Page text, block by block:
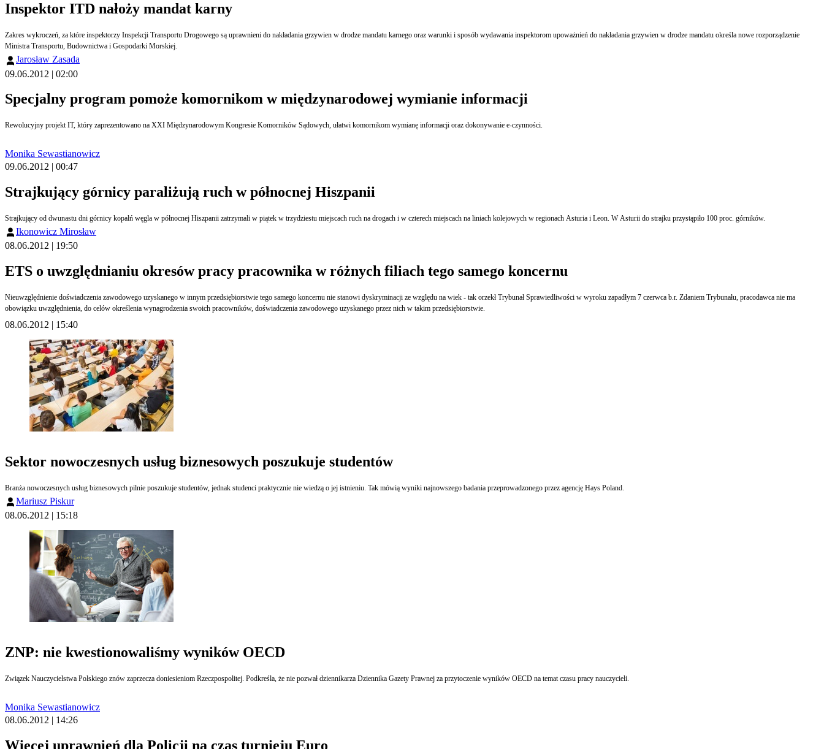
Inspektor ITD nałoży mandat karny
Zakres wykroczeń, za które inspektorzy Inspekcji Transportu Drogowego są uprawnieni do nakładania grzywien w drodze mandatu karnego oraz warunki i sposób wydawania inspektorom upoważnień do nakładania grzywien w drodze mandatu określa nowe rozporządzenie
Ministra Transportu, Budownictwa i Gospodarki Morskiej.
Jarosław Zasada
09.06.2012 | 02:00
Specjalny program pomoże komornikom w międzynarodowej wymianie informacji
Rewolucyjny projekt IT, który zaprezentowano na XXI Międzynarodowym Kongresie Komorników Sądowych, ułatwi komornikom wymianę informacji oraz dokonywanie e-czynności.
Monika Sewastianowicz
09.06.2012 | 00:47
Strajkujący górnicy paraliżują ruch w północnej Hiszpanii
Strajkujący od dwunastu dni górnicy kopalń węgla w północnej Hiszpanii zatrzymali w piątek w trzydziestu miejscach ruch na drogach i w czterech miejscach na liniach kolejowych w regionach Asturia i Leon. W Asturii do strajku przystąpiło 100 proc. górników.
Ikonowicz Mirosław
08.06.2012 | 19:50
ETS o uwzględnianiu okresów pracy pracownika w różnych filiach tego samego koncernu
Nieuwzględnienie doświadczenia zawodowego uzyskanego w innym przedsiębiorstwie tego samego koncernu nie stanowi dyskryminacji ze względu na wiek - tak orzekł Trybunał Sprawiedliwości w wyroku zapadłym 7 czerwca b.r. Zdaniem Trybunału, pracodawca nie ma
obowiązku uwzględnienia, do celów określenia wynagrodzenia swoich pracowników, doświadczenia zawodowego uzyskanego przez nich w takim przedsiębiorstwie.
08.06.2012 | 15:40
Sektor nowoczesnych usług biznesowych poszukuje studentów
Branża nowoczesnych usług biznesowych pilnie poszukuje studentów, jednak studenci praktycznie nie wiedzą o jej istnieniu. Tak mówią wyniki najnowszego badania przeprowadzonego przez agencję Hays Poland.
Mariusz Piskur
08.06.2012 | 15:18
ZNP: nie kwestionowaliśmy wyników OECD
Związek Nauczycielstwa Polskiego znów zaprzecza doniesieniom Rzeczpospolitej. Podkreśla, że nie pozwał dziennikarza Dziennika Gazety Prawnej za przytoczenie wyników OECD na temat czasu pracy nauczycieli.
Monika Sewastianowicz
08.06.2012 | 14:26
Więcej uprawnień dla Policji na czas turnieju Euro